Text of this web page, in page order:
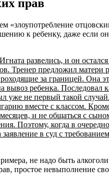
прав
«злоупотребление
к ребенку, даже если
развелись, и он
Тренер предложил матери
за границей. Она
вывоз ребенка. Последовал
уже не первый такой
вместе с классом.
и не общаться с
Поэтому, когда в
в суд с
не надо быть
простое невыполнение